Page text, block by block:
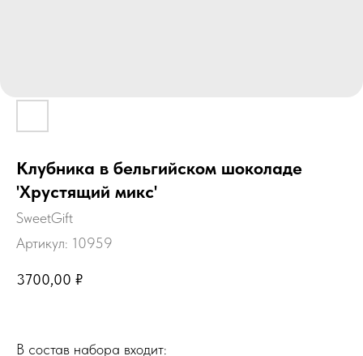
Клубника в бельгийском шоколаде
'Хрустящий микс'
SweetGift
Артикул: 10959
3700,00 ₽
В состав набора входит: